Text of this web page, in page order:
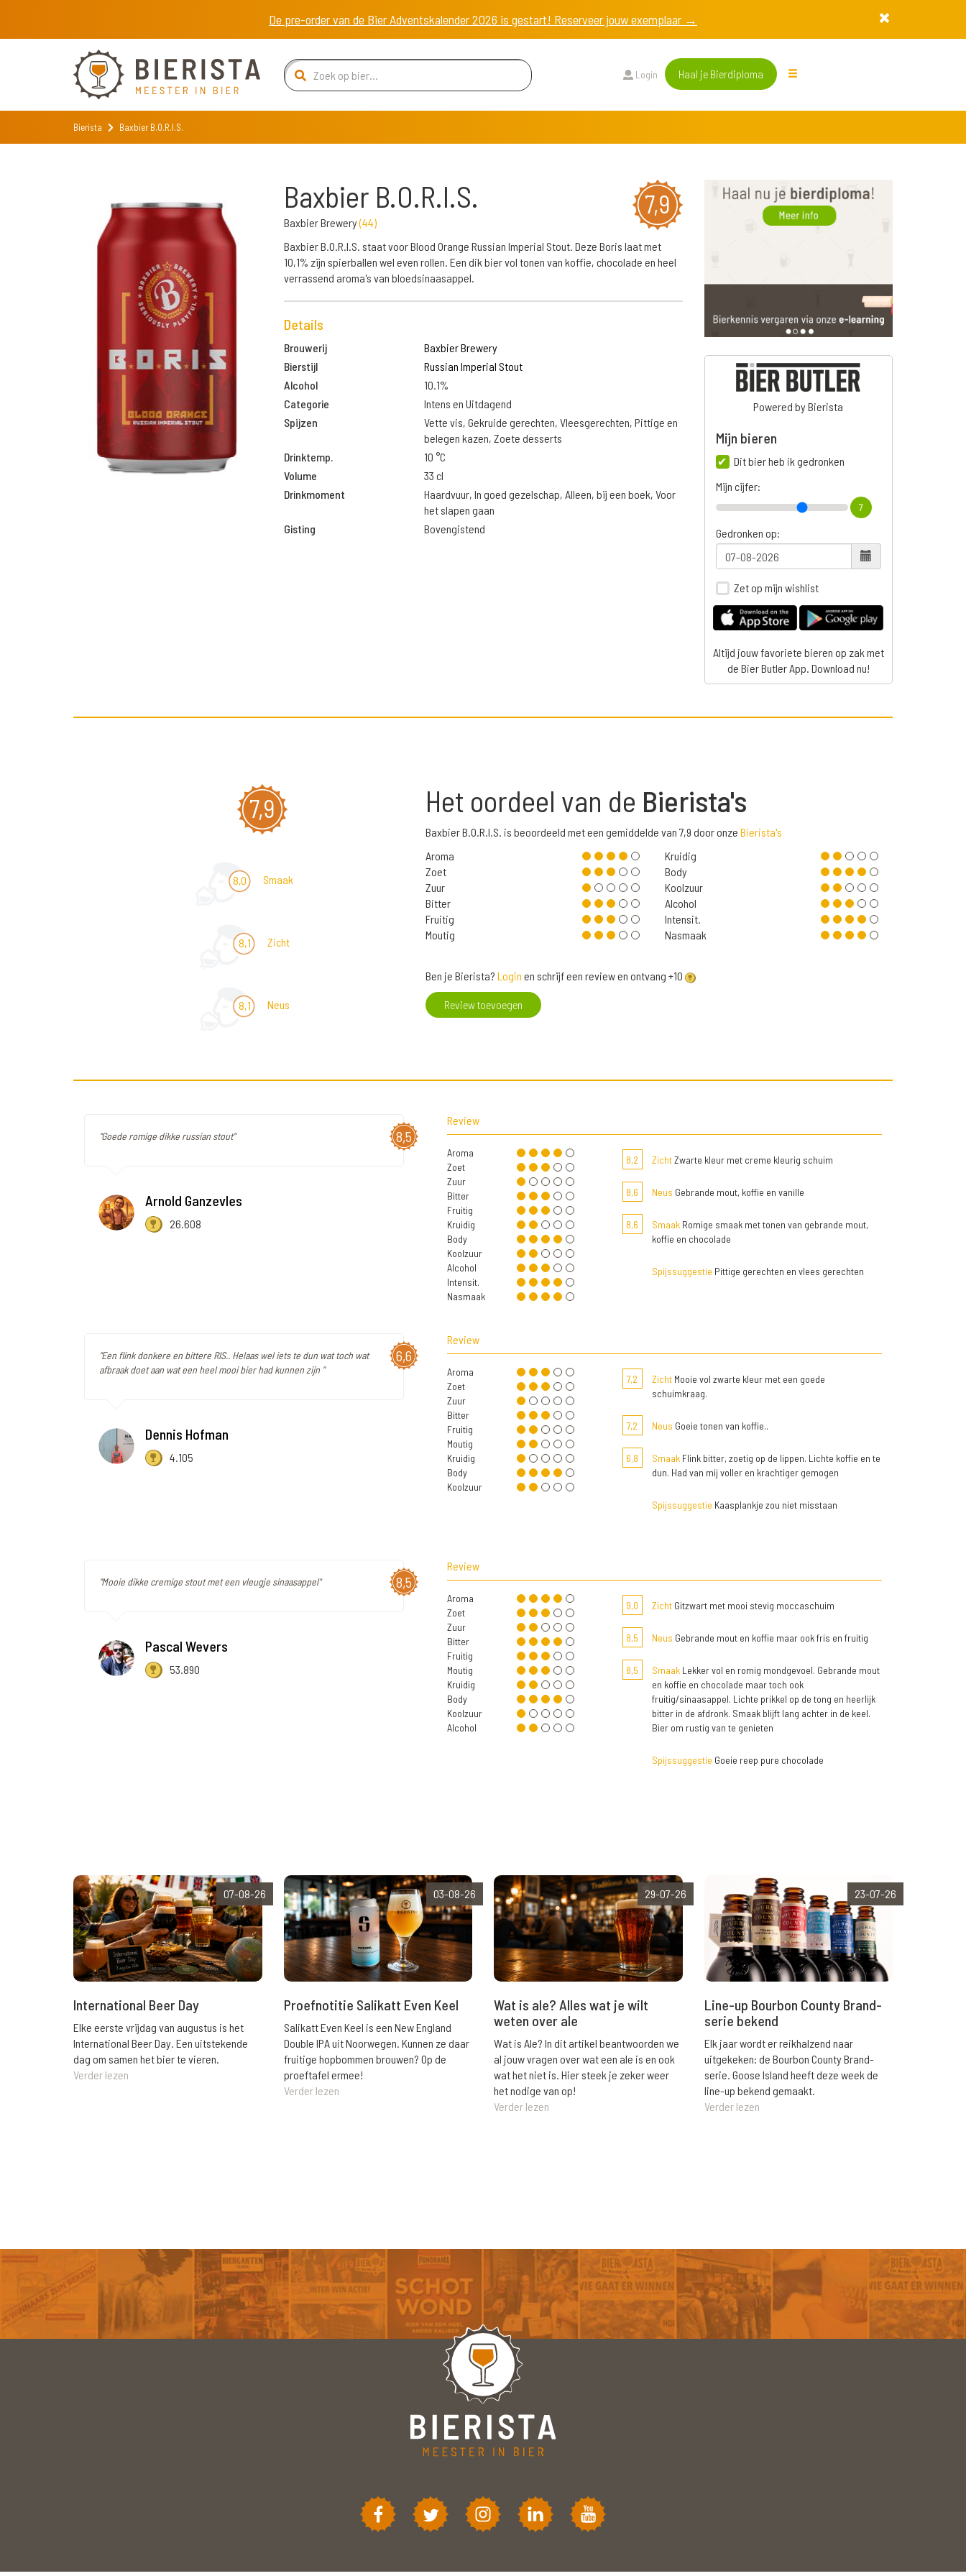
De pre-order van de Bier Adventskalender 2026 is gestart! Reserveer jouw exemplaar →
Login Haal je Bierdiploma
Bierista Baxbier B.O.R.I.S.
7,9
Baxbier B.O.R.I.S.
Baxbier Brewery(44)
Baxbier B.O.R.I.S. staat voor Blood Orange Russian Imperial Stout. Deze Boris laat met
10,1% zijn spierballen wel even rollen. Een dik bier vol tonen van koffie, chocolade en heel
verrassend aroma's van bloedsinaasappel.
Details
Brouwerij
Baxbier Brewery
Bierstijl
Russian Imperial Stout
Alcohol
10.1%
Categorie
Intens en Uitdagend
Spijzen
Vette vis, Gekruide gerechten, Vleesgerechten, Pittige en
belegen kazen, Zoete desserts
Drinktemp.
10 °C
Volume
33 cl
Drinkmoment
Haardvuur, In goed gezelschap, Alleen, bij een boek, Voor
het slapen gaan
Gisting
Bovengistend
Powered by Bierista
Mijn bieren
Dit bier heb ik gedronken
Mijn cijfer:
7
Gedronken op:
Zet op mijn wishlist
Altijd jouw favoriete bieren op zak met
de Bier Butler App. Download nu!
7,9
8,0 Smaak
8,1 Zicht
8,1 Neus
Het oordeel van de Bierista's
Baxbier B.O.R.I.S. is beoordeeld met een gemiddelde van 7,9 door onze Bierista's
Aroma
Zoet
Zuur
Bitter
Fruitig
Moutig
Kruidig
Body
Koolzuur
Alcohol
Intensit.
Nasmaak
Ben je Bierista? Login en schrijf een review en ontvang +10
Review toevoegen
8,5
"Goede romige dikke russian stout"
Arnold Ganzevles
26.608
Review
Aroma
Zoet
Zuur
Bitter
Fruitig
Kruidig
Body
Koolzuur
Alcohol
Intensit.
Nasmaak
8,2 ZichtZwarte kleur met creme kleurig schuim
8,6 Neus Gebrande mout, koffie en vanille
8,6 SmaakRomige smaak met tonen van gebrande mout,
koffie en chocolade
Spijssuggestie Pittige gerechten en vlees gerechten
6,6
"Een flink donkere en bittere RIS.. Helaas wel iets te dun wat toch wat
afbraak doet aan wat een heel mooi bier had kunnen zijn "
Dennis Hofman
4.105
Review
Aroma
Zoet
Zuur
Bitter
Fruitig
Moutig
Kruidig
Body
Koolzuur
7,2 ZichtMooie vol zwarte kleur met een goede
schuimkraag.
7,2 Neus Goeie tonen van koffie..
6,8 SmaakFlink bitter, zoetig op de lippen. Lichte koffie en te
dun. Had van mij voller en krachtiger gemogen
Spijssuggestie Kaasplankje zou niet misstaan
8,5
"Mooie dikke cremige stout met een vleugje sinaasappel"
Pascal Wevers
53.890
Review
Aroma
Zoet
Zuur
Bitter
Fruitig
Moutig
Kruidig
Body
Koolzuur
Alcohol
9,0 ZichtGitzwart met mooi stevig moccaschuim
8,5 Neus Gebrande mout en koffie maar ook fris en fruitig
8,5 SmaakLekker vol en romig mondgevoel. Gebrande mout
en koffie en chocolade maar toch ook
fruitig/sinaasappel. Lichte prikkel op de tong en heerlijk
bitter in de afdronk. Smaak blijft lang achter in de keel.
Bier om rustig van te genieten
Spijssuggestie Goeie reep pure chocolade
07-08-26
International Beer Day
Elke eerste vrijdag van augustus is het
International Beer Day. Een uitstekende
dag om samen het bier te vieren.
Verder lezen
03-08-26
Proefnotitie Salikatt Even Keel
Salikatt Even Keel is een New England
Double IPA uit Noorwegen. Kunnen ze daar
fruitige hopbommen brouwen? Op de
proeftafel ermee!
Verder lezen
29-07-26
Wat is ale? Alles wat je wilt
weten over ale
Wat is Ale? In dit artikel beantwoorden we
al jouw vragen over wat een ale is en ook
wat het niet is. Hier steek je zeker weer
het nodige van op!
Verder lezen
23-07-26
Line-up Bourbon County Brand-
serie bekend
Elk jaar wordt er reikhalzend naar
uitgekeken: de Bourbon County Brand-
serie. Goose Island heeft deze week de
line-up bekend gemaakt.
Verder lezen